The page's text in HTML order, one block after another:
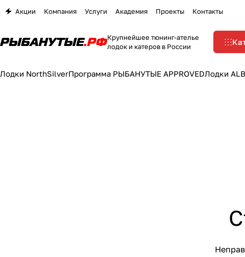
Акции Компания Услуги Академия Проекты Контакты
Крупнейшее тюнинг-ателье
лодок и катеров в России
Лодки NorthSilverПрограмма РЫБАНУТЫЕ APPROVEDЛодки